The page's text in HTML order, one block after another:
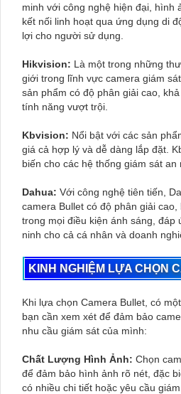
minh với công nghệ hiện đại, hình
kết nối linh hoạt qua ứng dụng di
lợi cho người sử dụng.
Hikvision: Là một trong những
giới trong lĩnh vực camera giám
sản phẩm có độ phân giải cao,
tính năng vượt trội.
Kbvision: Nổi bật với các sản
giá cả hợp lý và dễ dàng lắp đặt.
biến cho các hệ thống giám sát an
Dahua: Với công nghệ tiên tiến,
camera Bullet có độ phân giải
trong mọi điều kiện ánh sáng, đáp
ninh cho cả cá nhân và doanh
KINH NGHIỆM LỰA CHỌN
Khi lựa chọn Camera Bullet, có
bạn cần xem xét để đảm bảo
nhu cầu giám sát của mình:
Chất Lượng Hình Ảnh: Chọn
để đảm bảo hình ảnh rõ nét, đặc
có nhiều chi tiết hoặc yêu cầu